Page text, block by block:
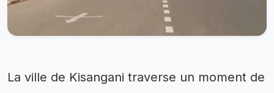
La ville de Kisangani traverse un moment de